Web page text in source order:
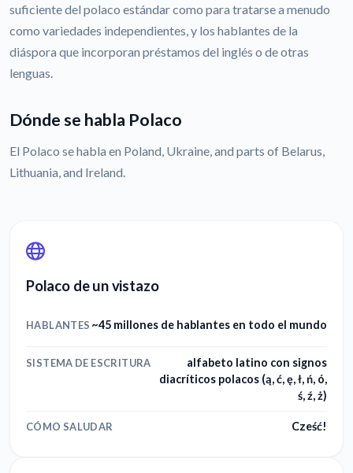
suficiente del polaco estándar como para tratarse a menudo
como variedades independientes, y los hablantes de la
diáspora que incorporan préstamos del inglés o de otras
lenguas.
Dónde se habla Polaco
El Polaco se habla en Poland, Ukraine, and parts of Belarus,
Lithuania, and Ireland.
Polaco de un vistazo
HABLANTES ~45 millones de hablantes en todo el mundo
SISTEMA DE ESCRITURA
alfabeto latino con signos
diacríticos polacos (ą, ć, ę, ł, ń, ó,
ś, ź, ż)
CÓMO SALUDAR Cześć!